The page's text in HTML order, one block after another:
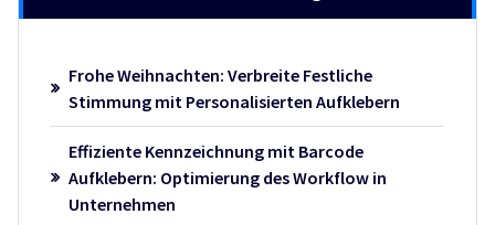
Frohe Weihnachten: Verbreite Festliche
Stimmung mit Personalisierten Aufklebern
Effiziente Kennzeichnung mit Barcode
Aufklebern: Optimierung des Workflow in
Unternehmen